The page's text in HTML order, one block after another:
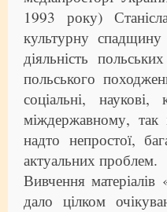
1993 року)
культурну
діяльність
польського
соціальні, наукові,
міждержавному, так
надто непростої,
актуальних проблем.
Вивчення
дало цілком